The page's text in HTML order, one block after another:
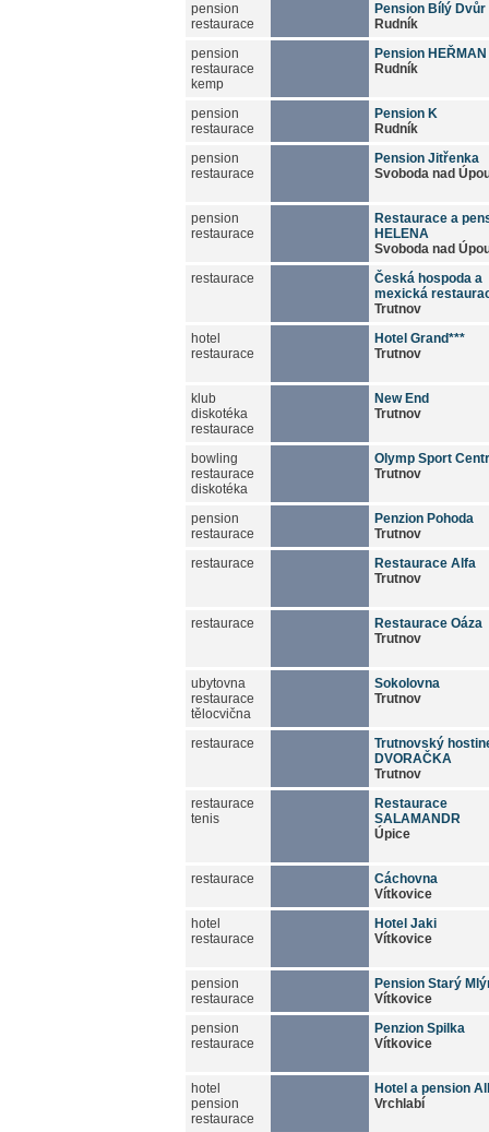
pension
restaurace
Pension Bílý Dvůr
Rudník
pension
restaurace
kemp
Pension HEŘMAN
Rudník
pension
restaurace
Pension K
Rudník
pension
restaurace
Pension Jitřenka
Svoboda nad
pension
restaurace
Restaurace a
HELENA
Svoboda nad
restaurace
Česká hospoda a
mexická
Trutnov
hotel
restaurace
Hotel Grand***
Trutnov
klub
diskotéka
restaurace
New End
Trutnov
bowling
restaurace
diskotéka
Olymp Sport
Trutnov
pension
restaurace
Penzion Pohoda
Trutnov
restaurace
Restaurace Alfa
Trutnov
restaurace
Restaurace Oáza
Trutnov
ubytovna
restaurace
tělocvična
Sokolovna
Trutnov
restaurace
Trutnovský
DVORAČKA
Trutnov
restaurace
tenis
Restaurace
SALAMANDR
Úpice
restaurace
Cáchovna
Vítkovice
hotel
restaurace
Hotel Jaki
Vítkovice
pension
restaurace
Pension Starý
Vítkovice
pension
restaurace
Penzion Spilka
Vítkovice
hotel
pension
restaurace
Hotel a pension
Vrchlabí